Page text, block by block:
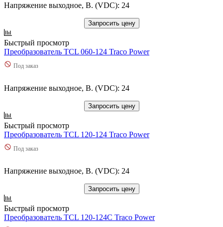
Напряжение выходное, В. (VDC): 24
Запросить цену
Быстрый просмотр
Преобразователь TCL 060-124 Traco Power
Под заказ
Напряжение выходное, В. (VDC): 24
Запросить цену
Быстрый просмотр
Преобразователь TCL 120-124 Traco Power
Под заказ
Напряжение выходное, В. (VDC): 24
Запросить цену
Быстрый просмотр
Преобразователь TCL 120-124C Traco Power